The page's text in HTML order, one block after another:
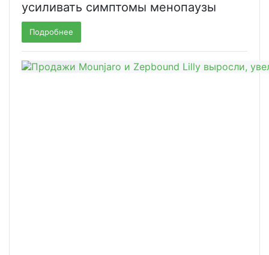
усиливать симптомы менопаузы
Подробнее